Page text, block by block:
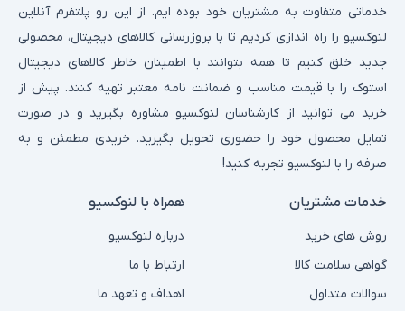
خدماتی متفاوت به مشتریان خود بوده ایم. از این رو پلتفرم آنلاین
لنوکسیو را راه اندازی کردیم تا با بروزرسانی کالاهای دیجیتال، محصولی
جدید خلق کنیم تا همه بتوانند با اطمینان خاطر کالاهای دیجیتال
استوک را با قیمت مناسب و ضمانت نامه معتبر تهیه کنند. پیش از
خرید می توانید از کارشناسان لنوکسیو مشاوره بگیرید و در صورت
تمایل محصول خود را حضوری تحویل بگیرید. خریدی مطمئن و به
صرفه را با لنوکسیو تجربه کنید!
خدمات مشتریان
روش های خرید
گواهی سلامت کالا
سوالات متداول
همراه با لنوکسیو
درباره لنوکسیو
ارتباط با ما
اهداف و تعهد ما